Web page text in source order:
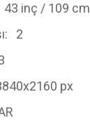
inç / 109 cm
2
px